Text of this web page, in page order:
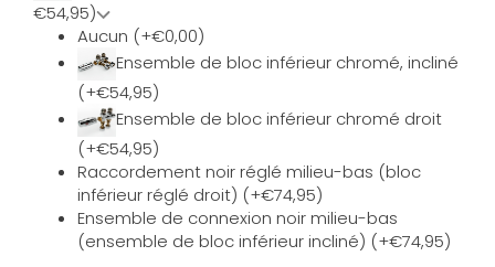
€54,95)
Aucun (+€0,00)
Ensemble de bloc inférieur chromé, incliné
(+€54,95)
Ensemble de bloc inférieur chromé droit
(+€54,95)
Raccordement noir réglé milieu-bas (bloc
inférieur réglé droit) (+€74,95)
Ensemble de connexion noir milieu-bas
(ensemble de bloc inférieur incliné) (+€74,95)